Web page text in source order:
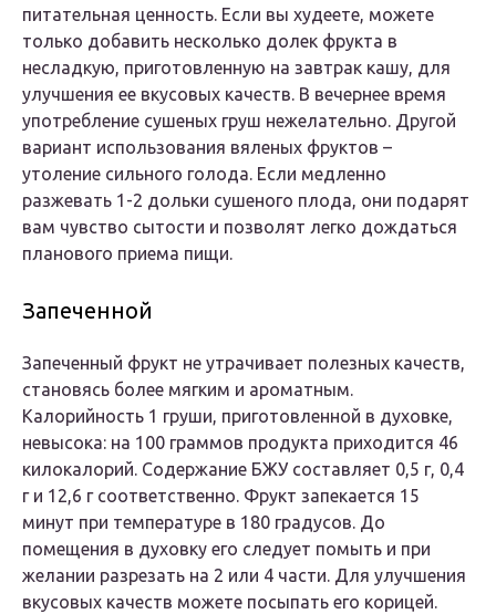
питательная ценность. Если вы худеете, можете
только добавить несколько долек фрукта в
несладкую, приготовленную на завтрак кашу, для
улучшения ее вкусовых качеств. В вечернее время
употребление сушеных груш нежелательно. Другой
вариант использования вяленых фруктов –
утоление сильного голода. Если медленно
разжевать 1-2 дольки сушеного плода, они подарят
вам чувство сытости и позволят легко дождаться
планового приема пищи.
Запеченной
Запеченный фрукт не утрачивает полезных качеств,
становясь более мягким и ароматным.
Калорийность 1 груши, приготовленной в духовке,
невысока: на 100 граммов продукта приходится 46
килокалорий. Содержание БЖУ составляет 0,5 г, 0,4
г и 12,6 г соответственно. Фрукт запекается 15
минут при температуре в 180 градусов. До
помещения в духовку его следует помыть и при
желании разрезать на 2 или 4 части. Для улучшения
вкусовых качеств можете посыпать его корицей.